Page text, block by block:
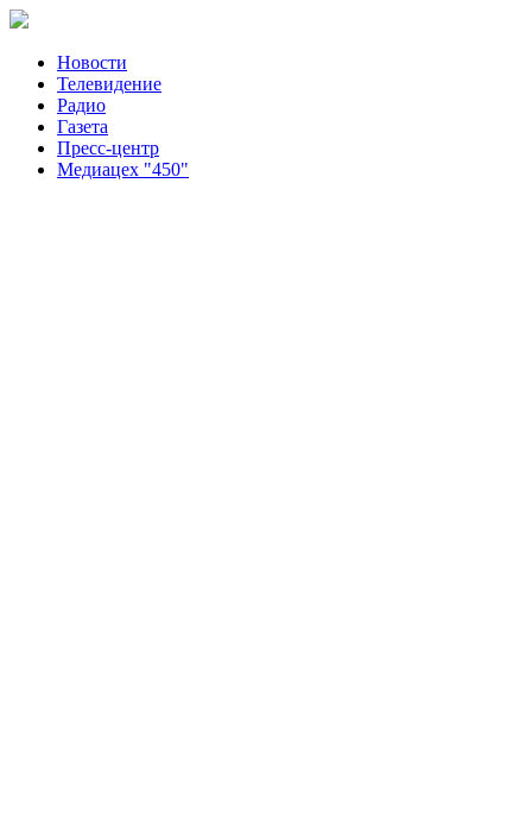
Новости
Телевидение
Радио
Газета
Пресс-центр
Медиацех "450"